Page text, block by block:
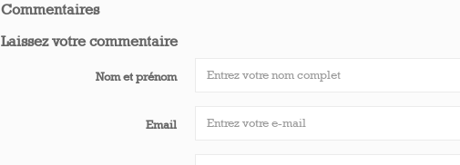
Commentaires
Laissez votre commentaire
Nom et prénom
Email